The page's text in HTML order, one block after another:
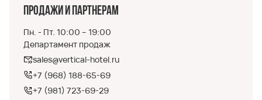
Продажи и партнерам
Пн. - Пт. 10:00 – 19:00
Департамент продаж
sales@vertical-hotel.ru
+7 (968) 188-65-69
+7 (981) 723-69-29